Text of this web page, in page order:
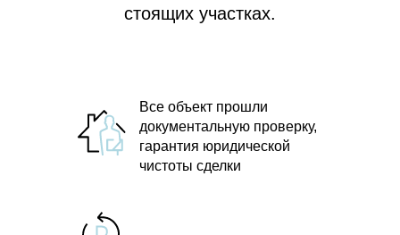
стоящих участках.
Все объект прошли
документальную проверку,
гарантия юридической
чистоты сделки